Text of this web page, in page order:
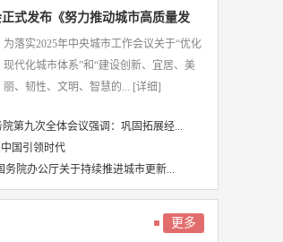
式发布《努力推动城市高质量发
为落实2025年中央城市工作会议关于“优化
现代化城市体系”和“建设创新、宜居、美
丽、韧性、文明、智慧的... [详细]
第九次全体会议强调：巩固拓展经...
国引领时代
务院办公厅关于持续推进城市更新...
更多